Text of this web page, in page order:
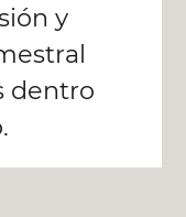
y
dentro